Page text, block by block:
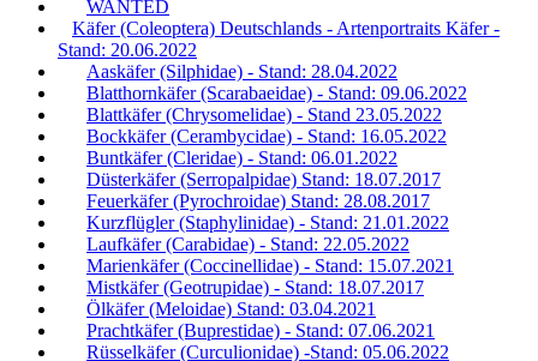
WANTED
Käfer (Coleoptera) Deutschlands - Artenportraits Käfer -
Stand: 20.06.2022
Aaskäfer (Silphidae) - Stand: 28.04.2022
Blatthornkäfer (Scarabaeidae) - Stand: 09.06.2022
Blattkäfer (Chrysomelidae) - Stand 23.05.2022
Bockkäfer (Cerambycidae) - Stand: 16.05.2022
Buntkäfer (Cleridae) - Stand: 06.01.2022
Düsterkäfer (Serropalpidae) Stand: 18.07.2017
Feuerkäfer (Pyrochroidae) Stand: 28.08.2017
Kurzflügler (Staphylinidae) - Stand: 21.01.2022
Laufkäfer (Carabidae) - Stand: 22.05.2022
Marienkäfer (Coccinellidae) - Stand: 15.07.2021
Mistkäfer (Geotrupidae) - Stand: 18.07.2017
Ölkäfer (Meloidae) Stand: 03.04.2021
Prachtkäfer (Buprestidae) - Stand: 07.06.2021
Rüsselkäfer (Curculionidae) -Stand: 05.06.2022